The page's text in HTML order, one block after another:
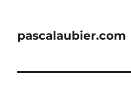
pascalaubier.com